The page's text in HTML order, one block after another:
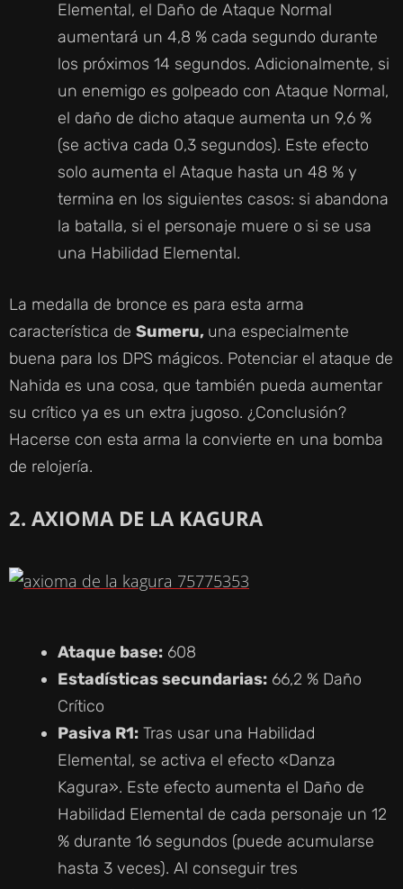
Elemental, el Daño de Ataque Normal
aumentará un 4,8 % cada segundo durante
los próximos 14 segundos. Adicionalmente, si
un enemigo es golpeado con Ataque Normal,
el daño de dicho ataque aumenta un 9,6 %
(se activa cada 0,3 segundos). Este efecto
solo aumenta el Ataque hasta un 48 % y
termina en los siguientes casos: si abandona
la batalla, si el personaje muere o si se usa
una Habilidad Elemental.
La medalla de bronce es para esta arma
característica de Sumeru, una especialmente
buena para los DPS mágicos. Potenciar el ataque de
Nahida es una cosa, que también pueda aumentar
su crítico ya es un extra jugoso. ¿Conclusión?
Hacerse con esta arma la convierte en una bomba
de relojería.
2. AXIOMA DE LA KAGURA
Ataque base: 608
Estadísticas secundarias: 66,2 % Daño
Crítico
Pasiva R1: Tras usar una Habilidad
Elemental, se activa el efecto «Danza
Kagura». Este efecto aumenta el Daño de
Habilidad Elemental de cada personaje un 12
% durante 16 segundos (puede acumularse
hasta 3 veces). Al conseguir tres